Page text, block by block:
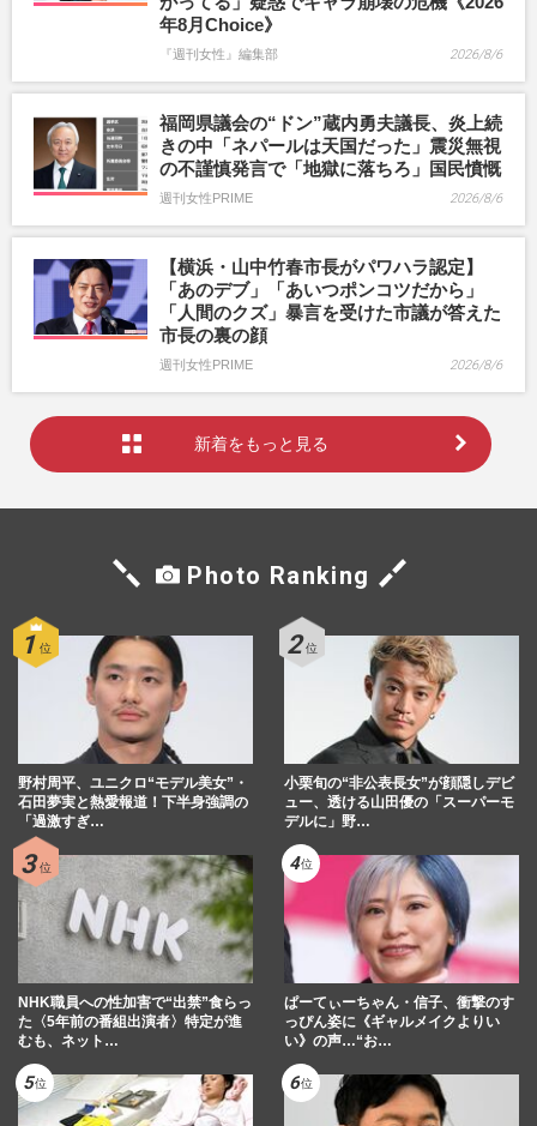
年8月Choice》
『週刊女性』編集部 2026/8/6
福岡県議会の“ドン”蔵内勇夫議長、炎上続
きの中「ネパールは天国だった」震災無視
の不謹慎発言で「地獄に落ちろ」国民憤慨
週刊女性PRIME 2026/8/6
【横浜・山中竹春市長がパワハラ認定】
「あのデブ」「あいつポンコツだから」
「人間のクズ」暴言を受けた市議が答えた
市長の裏の顔
週刊女性PRIME 2026/8/6
新着をもっと見る
Photo Ranking
野村周平、ユニクロ“モデル美女”・
石田夢実と熱愛報道！下半身強調の
「過激すぎ…
小栗旬の“非公表長女”が顔隠しデビ
ュー、透ける山田優の「スーパーモ
デルに」野…
NHK職員への性加害で“出禁”食らっ
た〈5年前の番組出演者〉特定が進
むも、ネット…
ぱーてぃーちゃん・信子、衝撃のす
っぴん姿に《ギャルメイクよりい
い》の声…“お…